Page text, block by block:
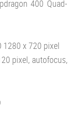
400 Quad-
1280 x 720 pixel
pixel, autofocus,